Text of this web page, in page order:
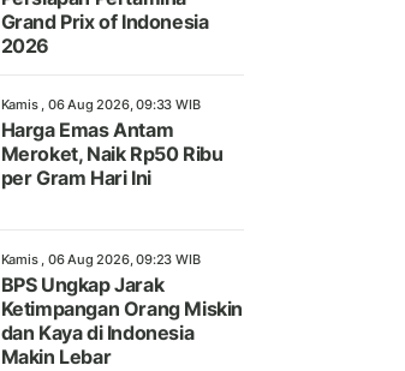
Grand Prix of Indonesia
2026
Kamis , 06 Aug 2026, 09:33 WIB
Harga Emas Antam
Meroket, Naik Rp50 Ribu
per Gram Hari Ini
Kamis , 06 Aug 2026, 09:23 WIB
BPS Ungkap Jarak
Ketimpangan Orang Miskin
dan Kaya di Indonesia
Makin Lebar